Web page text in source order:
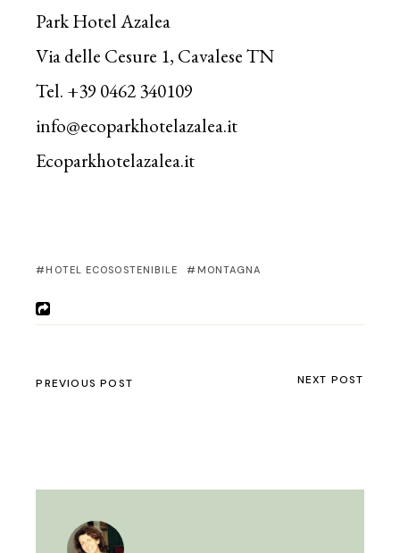
Park Hotel Azalea
Via delle Cesure 1, Cavalese TN
Tel. +39 0462 340109
info@ecoparkhotelazalea.it
Ecoparkhotelazalea.it
HOTEL ECOSOSTENIBILE MONTAGNA
PREVIOUS POST NEXT POST